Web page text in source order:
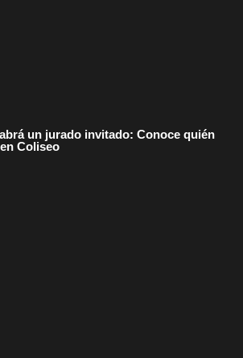
un jurado invitado: Conoce quién
Coliseo